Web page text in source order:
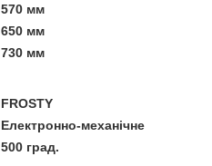
570 мм
650 мм
730 мм
FROSTY
Електронно-механічне
500 град.